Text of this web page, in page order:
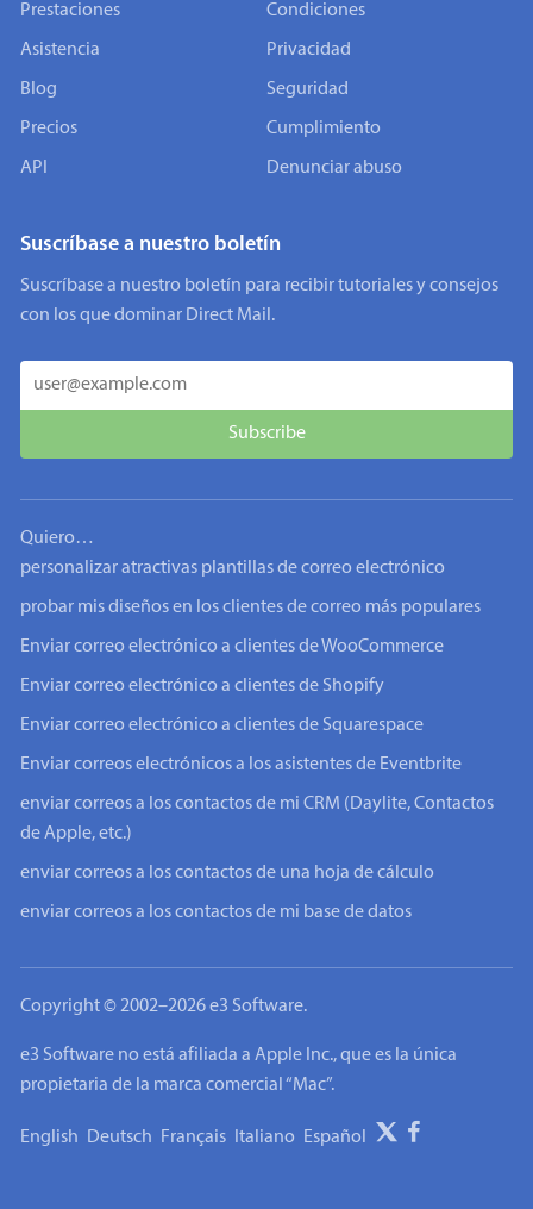
Prestaciones
Asistencia
Blog
Precios
API
Condiciones
Privacidad
Seguridad
Cumplimiento
Denunciar abuso
Suscríbase a nuestro boletín
Suscríbase a nuestro boletín para recibir tutoriales y consejos
con los que dominar Direct Mail.
Quiero…
personalizar atractivas plantillas de correo electrónico
probar mis diseños en los clientes de correo más populares
Enviar correo electrónico a clientes de WooCommerce
Enviar correo electrónico a clientes de Shopify
Enviar correo electrónico a clientes de Squarespace
Enviar correos electrónicos a los asistentes de Eventbrite
enviar correos a los contactos de mi CRM (Daylite, Contactos
de Apple, etc.)
enviar correos a los contactos de una hoja de cálculo
enviar correos a los contactos de mi base de datos
Copyright © 2002–2026 e3 Software.
e3 Software no está afiliada a Apple Inc., que es la única
propietaria de la marca comercial “Mac”.
English Deutsch Français Italiano Español